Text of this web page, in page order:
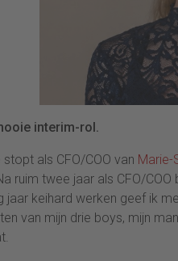
interim-rol.
als CFO/COO van Marie-
ruim twee jaar als CFO/
keihard werken geef ik
van mijn drie boys, mijn